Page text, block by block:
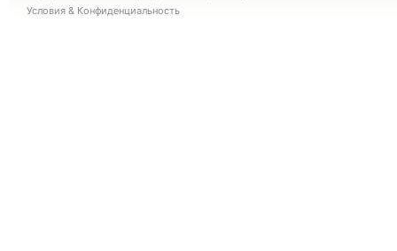
Условия & Конфиденциальность